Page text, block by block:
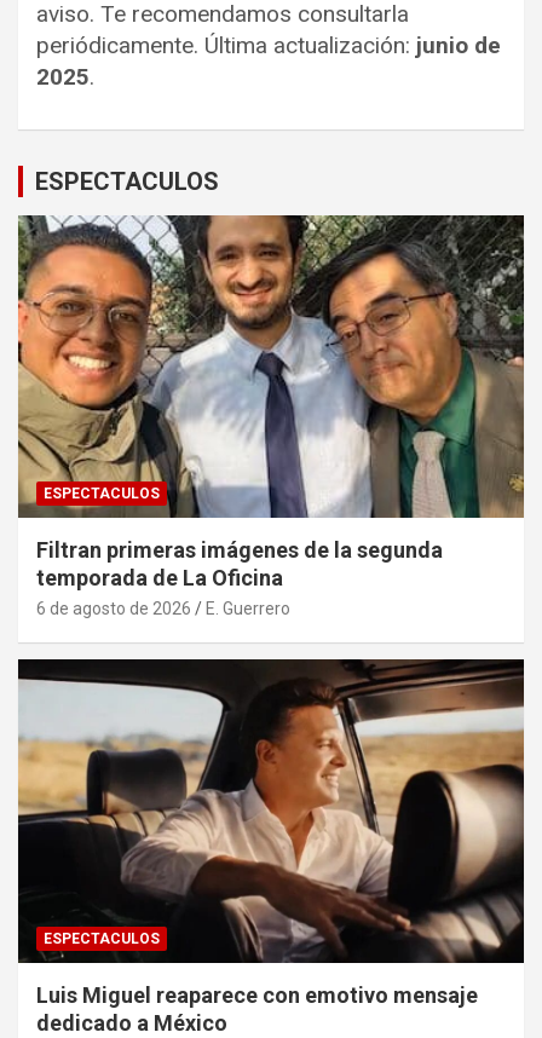
aviso. Te recomendamos consultarla
periódicamente. Última actualización: junio de
2025.
ESPECTACULOS
ESPECTACULOS
Filtran primeras imágenes de la segunda
temporada de La Oficina
6 de agosto de 2026 E. Guerrero
ESPECTACULOS
Luis Miguel reaparece con emotivo mensaje
dedicado a México